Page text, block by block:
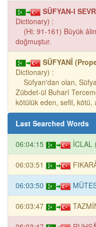
SÜFYAN-I
Dictionary) :
(Hi: 91-161) Büyük
doğmuştur.
SÜFYANÎ
Dictionary) :
Süfyan'dan olan,
Zübdet-ül Buharî
kötülük eden, sefil, kötü,
Last Searched Words
06:04:15 İCLAL
06:03:51
06:03:50
06:03:47